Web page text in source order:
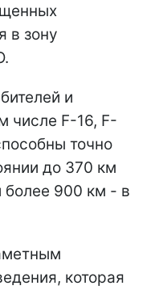
в зону
и
числе F-16, F-
точно
до 370 км
более 900 км - в
которая